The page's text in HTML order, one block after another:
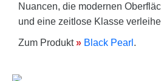
Nuancen, die modernen
und eine zeitlose Klasse
Zum Produkt» Black Pearl .